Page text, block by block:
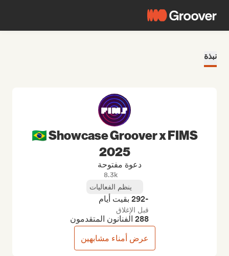
نبذة
🇧🇷 Showcase Groover x FIMS
2025
دعوة مفتوحة
8.3k
ينظم الفعاليات
-292 بقيت أيام
قبل الإغلاق
288 الفنانون المتقدمون
عرض أمناء مشابهين